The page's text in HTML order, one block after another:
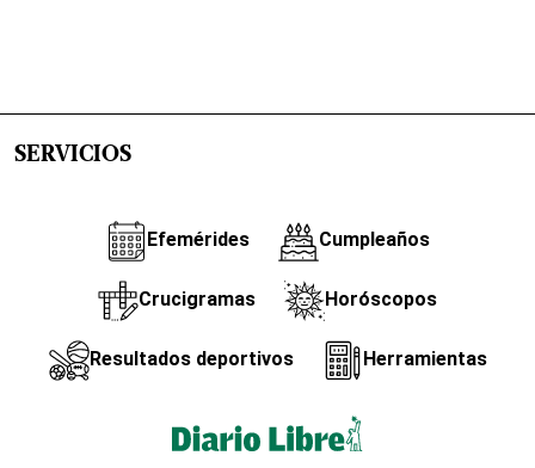
SERVICIOS
Efemérides Cumpleaños
Crucigramas Horóscopos
Resultados deportivos Herramientas